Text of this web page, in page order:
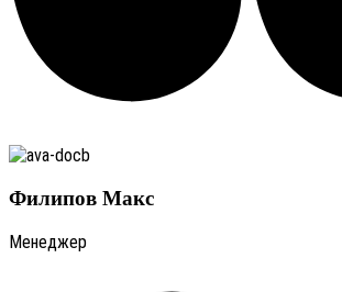
Филипов Макс
Менеджер